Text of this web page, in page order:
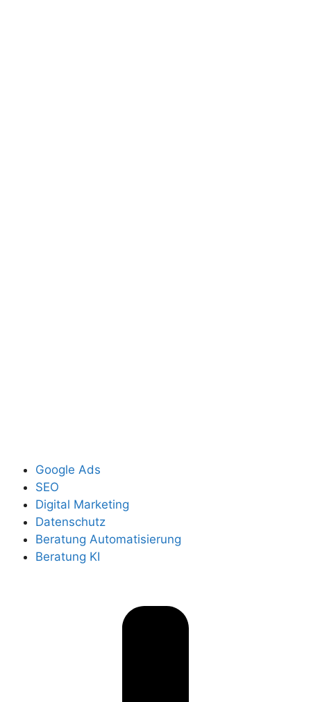
Google Ads
SEO
Digital Marketing
Datenschutz
Beratung Automatisierung
Beratung KI